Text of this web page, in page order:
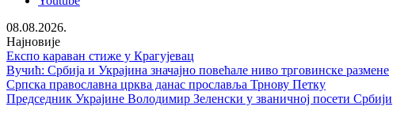
08.08.2026.
Најновије
Експо караван стиже у Крагујевац
Вучић: Србија и Украјина значајно повећале ниво трговинске размене
Српска православна црква данас прославља Трнову Петку
Председник Украјине Володимир Зеленски у званичној посети Србији